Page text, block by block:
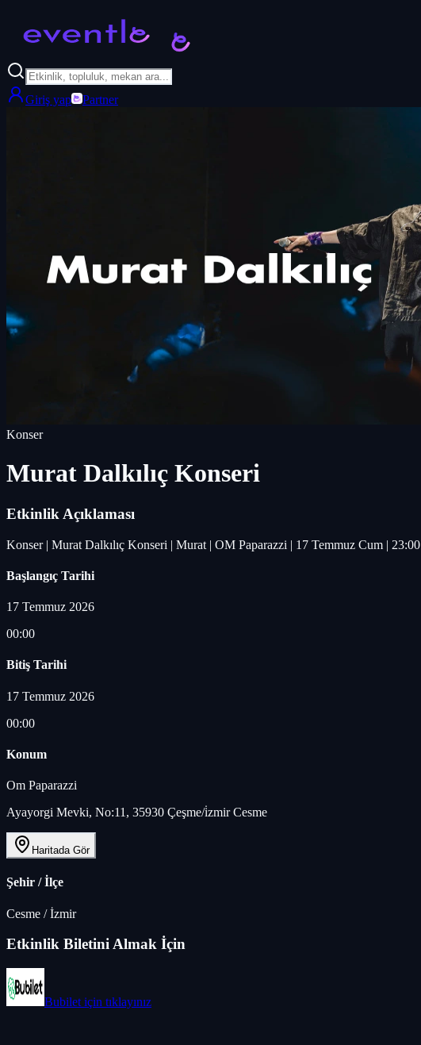
Giriş yap Partner
Konser
Murat Dalkılıç Konseri
Etkinlik Açıklaması
Konser | Murat Dalkılıç Konseri | Murat | OM Paparazzi | 17 Temmuz Cum | 23:00
Başlangıç Tarihi
17 Temmuz 2026
00:00
Bitiş Tarihi
17 Temmuz 2026
00:00
Konum
Om Paparazzi
Ayayorgi Mevki, No:11, 35930 Çeşme/i̇zmir Cesme
Haritada Gör
Şehir / İlçe
Cesme /İzmir
Etkinlik Biletini Almak İçin
Bubilet için tıklayınız